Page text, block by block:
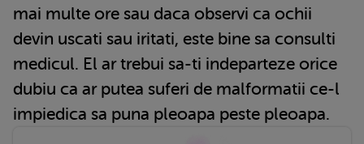
mai multe ore sau daca observi ca ochii
devin uscati sau iritati, este bine sa consulti
medicul. El ar trebui sa-ti indeparteze orice
dubiu ca ar putea suferi de malformatii ce-l
impiedica sa puna pleoapa peste pleoapa.